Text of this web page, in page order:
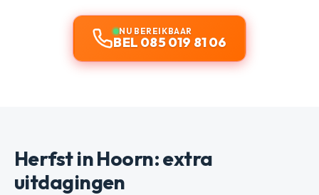
NU BEREIKBAAR
BEL 085 019 81 06
Herfst in Hoorn: extra
uitdagingen